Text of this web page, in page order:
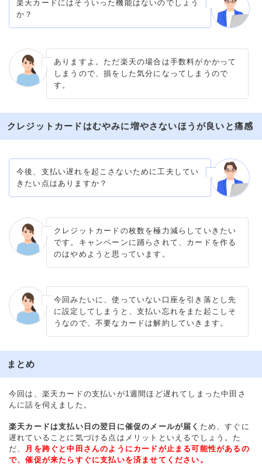
楽天カードにはそういった機能はないのでしょう
か？
ありますよ。ただ楽天の場合は手数料がかかって
しまうので、損をした気分になってしまうので
す。
クレジットカードはむやみに増やさないほうが良いと痛感
今後、支払い遅れを起こさないために工夫してい
きたい点はありますか？
クレジットカードの枚数を極力減らしていきたい
です。キャンペーンに踊らされて、カードを作る
のはやめようと思っています。
今回みたいに、使っていない口座を引き落とし先
に設定してしまうと、支払い忘れをまた起こしそ
うなので、不要なカードは解約していきます。
まとめ
今回は、楽天カードの支払いが1週間ほど遅れてしまった中田さ
んに話を伺えました。
楽天カードは支払い日の翌日に催促のメールが届く ため、すぐに
遅れていることに気づける点はメリットといえるでしょう。た
だ、
月を跨ぐと中田さんのようにカードが止まる可能性があるの
で、催促が来たらすぐに支払いを済ませてください。